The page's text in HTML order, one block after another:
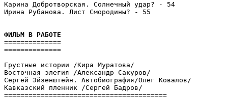
Карина Добротворская. Солнечный удар? - 54
Ирина Рубанова. Лист Смородины? - 55
==============
==============
Грустные истории /Кира Муратова/
Восточная элегия /Александр Сакуров/
Сергей Эйзенштейн. Автобиография/Олег Ковалов/
Кавказский пленник /Сергей Бадров/
========================================